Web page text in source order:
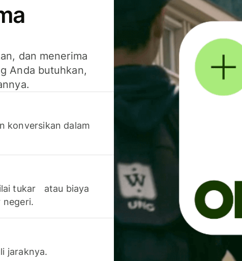
dan menerima
Anda butuhkan,
konversikan dalam
tukar atau biaya
negeri.
jaraknya.